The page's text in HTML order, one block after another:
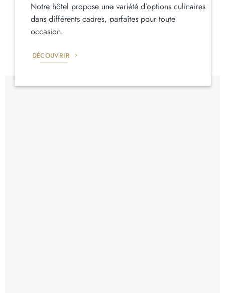
Notre hôtel propose une variété d’options culinaires
dans différents cadres, parfaites pour toute
occasion.
DÉCOUVRIR